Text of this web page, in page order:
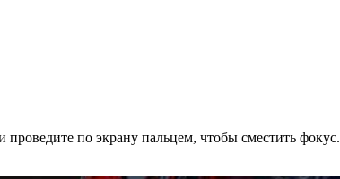
проведите по экрану пальцем, чтобы сместить фокус.